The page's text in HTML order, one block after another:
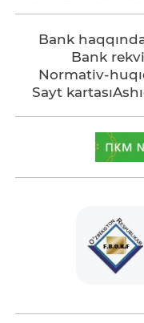
Bank
Bank
Normativ-
Sayt kartası